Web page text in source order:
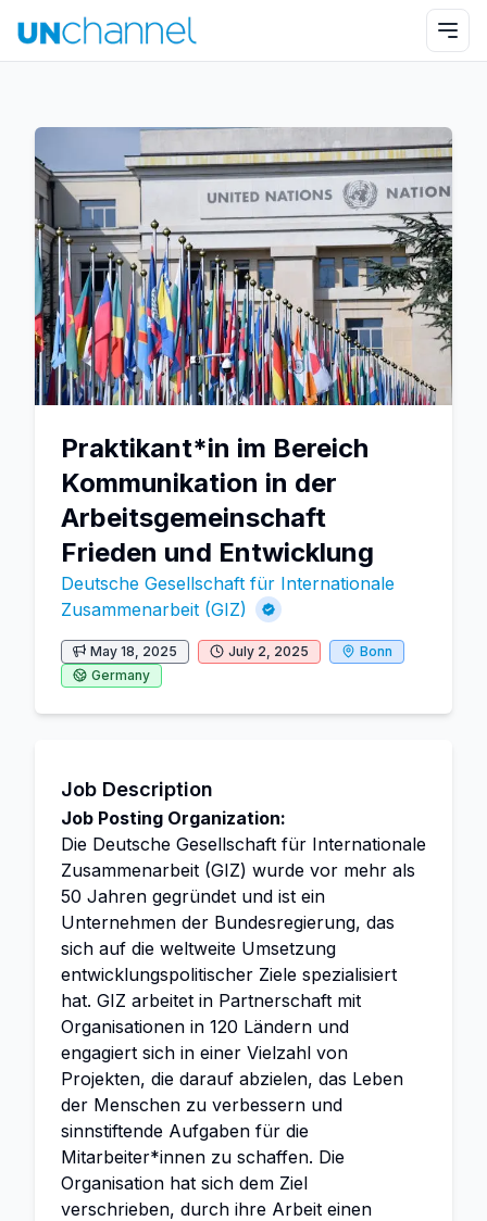
Praktikant*in im Bereich
Kommunikation in der
Arbeitsgemeinschaft
Frieden und Entwicklung
Deutsche Gesellschaft für Internationale
Zusammenarbeit (GIZ)
May 18, 2025 July 2, 2025
Bonn
Germany
Job Description
Job Posting Organization:
Die Deutsche Gesellschaft für Internationale
Zusammenarbeit (GIZ) wurde vor mehr als
50 Jahren gegründet und ist ein
Unternehmen der Bundesregierung, das
sich auf die weltweite Umsetzung
entwicklungspolitischer Ziele spezialisiert
hat. GIZ arbeitet in Partnerschaft mit
Organisationen in 120 Ländern und
engagiert sich in einer Vielzahl von
Projekten, die darauf abzielen, das Leben
der Menschen zu verbessern und
sinnstiftende Aufgaben für die
Mitarbeiter*innen zu schaffen. Die
Organisation hat sich dem Ziel
verschrieben, durch ihre Arbeit einen